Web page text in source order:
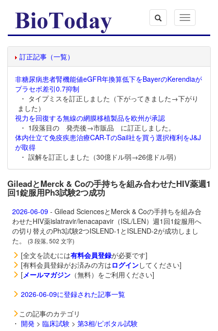
Toggle
navigation
訂正記事（一覧）
非糖尿病患者腎機能値eGFR年換算低下をBayerのKerendiaが
プラセボ差引0.7抑制
・ タイプミスを訂正しました（下がってきました→下がり
ました）
視力を回復する無線の網膜移植製品を欧州が承認
・ 1段落目の 発売後→市販品 に訂正しました。
体内仕立て免疫疾患治療CAR-TのSail社を買う選択権利をJ&J
が取得
・ 誤解を訂正しました（30億ドル弱→26億ドル弱）
GileadとMerck & Coの手持ちを組み合わせたHIV薬週1
回1錠服用Ph3試験2つ成功
2026-06-09 - Gilead SciencesとMerck & Coの手持ちを組み合
わせたHIV薬islatravir/lenacapavir（ISL/LEN）週1回1錠服用へ
の切り替えのPh3試験2つISLEND-1とISLEND-2が成功しまし
た。
(3 段落, 502 文字)
[全文を読むには有料会員登録が必要です]
[有料会員登録がお済みの方はログインしてください]
[メールマガジン （無料）をご利用ください]
2026-06-09に登録された記事一覧
この記事のカテゴリ
・ 開発 > 臨床試験 > 第3相/ピボタル試験